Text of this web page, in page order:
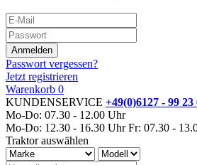
Passwort vergessen?
Jetzt registrieren
Warenkorb 0
KUNDENSERVICE +49(0)6127 - 99 23
Mo-Do: 07.30 - 12.00 Uhr
Mo-Do: 12.30 - 16.30 Uhr Fr: 07.30 -
Traktor auswählen